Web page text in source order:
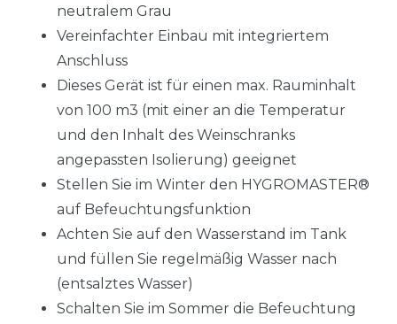
neutralem Grau
Vereinfachter Einbau mit integriertem
Anschluss
Dieses Gerät ist für einen max. Rauminhalt
von 100 m3 (mit einer an die Temperatur
und den Inhalt des Weinschranks
angepassten Isolierung) geeignet
Stellen Sie im Winter den HYGROMASTER®
auf Befeuchtungsfunktion
Achten Sie auf den Wasserstand im Tank
und füllen Sie regelmäßig Wasser nach
(entsalztes Wasser)
Schalten Sie im Sommer die Befeuchtung